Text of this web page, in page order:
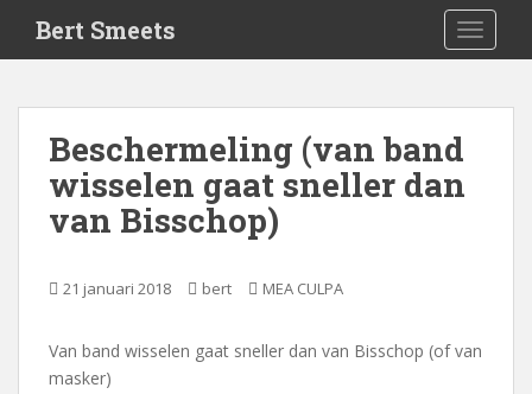
i
Bert Smeets
Beschermeling (van band
wisselen gaat sneller dan
van Bisschop)
21 januari 2018 bert MEA CULPA
Van band wisselen gaat sneller dan van Bisschop (of van
masker)